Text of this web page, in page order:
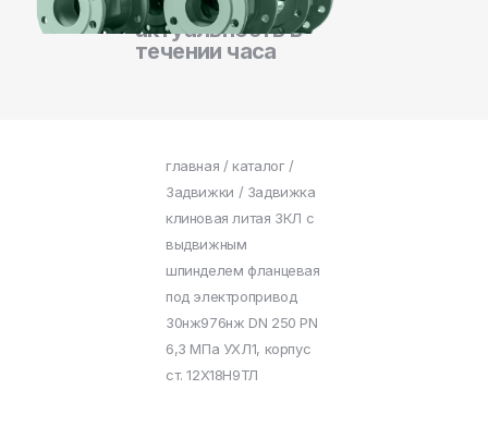
подтверждают
актуальность в
течении часа
главная / каталог/
Задвижки / Задвижка
клиновая литая ЗКЛ с
выдвижным
шпинделем фланцевая
под электропривод
30нж976нж DN 250 PN
6,3 МПа УХЛ1, корпус
ст. 12Х18Н9ТЛ